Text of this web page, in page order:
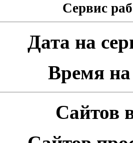
Сервис
Дата на
Время на
Сайтов